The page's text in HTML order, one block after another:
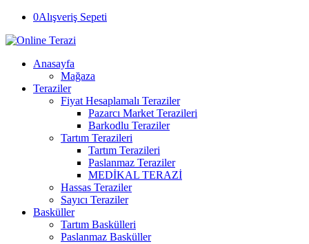
0Alışveriş Sepeti
Anasayfa
Mağaza
Teraziler
Fiyat Hesaplamalı Teraziler
Pazarcı Market Terazileri
Barkodlu Teraziler
Tartım Terazileri
Tartım Terazileri
Paslanmaz Teraziler
MEDİKAL TERAZİ
Hassas Teraziler
Sayıcı Teraziler
Basküller
Tartım Baskülleri
Paslanmaz Basküller